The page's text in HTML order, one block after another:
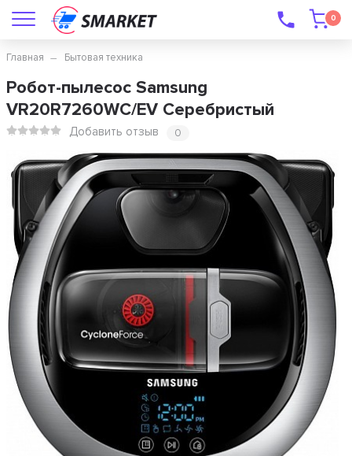
0
Главная Бытовая техника
Робот-пылесос Samsung
VR20R7260WC/EV Серебристый
Добавить отзыв 0